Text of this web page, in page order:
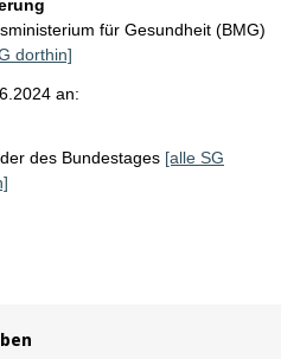
für Gesundheit (BMG)
dorthin]
an:
des Bundestages [alle SG